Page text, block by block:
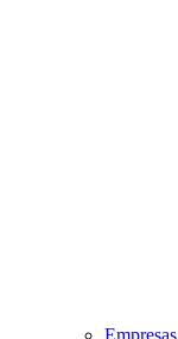
Empresas